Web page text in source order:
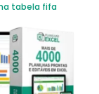
tabela fifa